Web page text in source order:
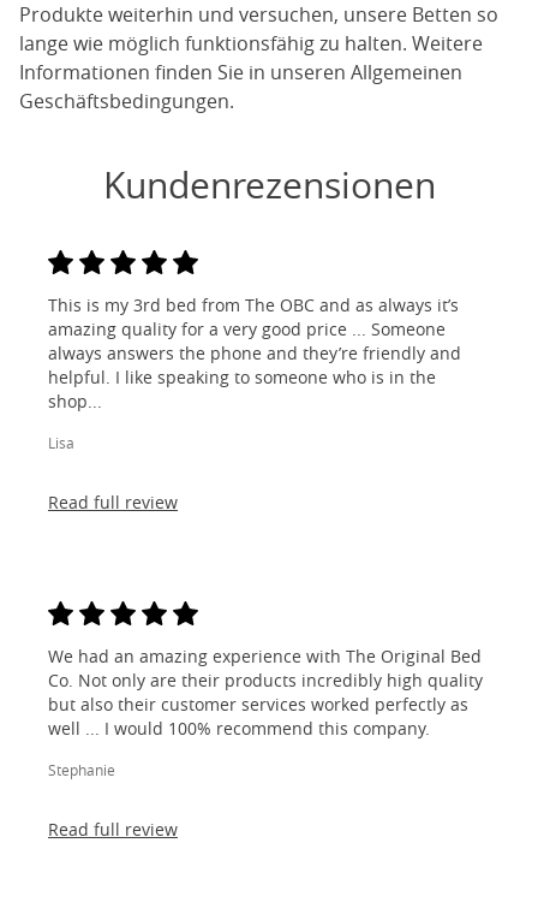
Produkte weiterhin und versuchen, unsere Betten so
lange wie möglich funktionsfähig zu halten. Weitere
Informationen finden Sie in unseren Allgemeinen
Geschäftsbedingungen.
Kundenrezensionen
This is my 3rd bed from The OBC and as always it’s
amazing quality for a very good price ... Someone
always answers the phone and they’re friendly and
helpful. I like speaking to someone who is in the
shop...
Lisa
Read full review
We had an amazing experience with The Original Bed
Co. Not only are their products incredibly high quality
but also their customer services worked perfectly as
well ... I would 100% recommend this company.
Stephanie
Read full review